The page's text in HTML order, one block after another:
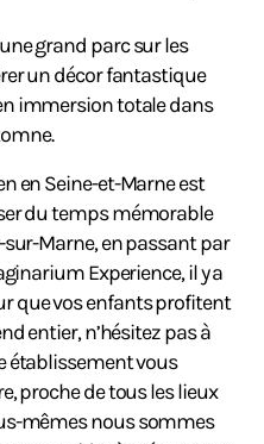
grand parc sur les
un décor fantastique
immersion totale dans
en Seine-et-Marne est
du temps mémorable
sur-Marne, en passant par
Experience, il y a
que vos enfants profitent
entier, n’hésitez pas à
établissement vous
proche de tous les lieux
mêmes nous sommes